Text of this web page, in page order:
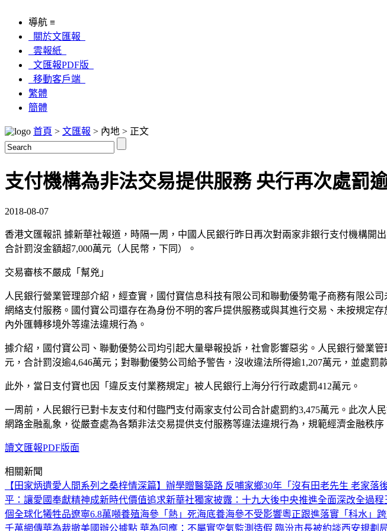
導航 ≡
關於文匯報
雲報紙
文匯報PDF版
移動客戶端
繁體
簡體
首頁 > 文匯報 > 內地 > 正文
支付機構為非法交易提供服務 央行再次處罰
2018-08-07
香港文匯報訊 據新華社報道，時隔一周，中國人民銀行昨日再次對兩家非銀行支付機構
合計罰沒金額超7,000萬元（人民幣，下同）。
交易審核不嚴成「幫兇」
人民銀行營業管理部介紹，經查實，國付寶信息科技有限公司和聯動優勢電子商務有限公
網絡支付服務。國付寶公司還存在為身份不明的客戶提供服務或與其進行交易、未按規定
內外匯轉移境外等違法違規行為。
據介紹，國付寶公司、聯動優勢公司均引起大量舉報投訴，社會影響惡劣。人民銀行營業
元，合計罰沒逾4,646萬元；對聯動優勢公司給予警告，沒收違法所得逾1,207萬元，並處罰
此外，當日支付寶也因「違反支付業務規定」被人民銀行上海分行行政處罰412萬元。
一周前，人民銀行已對卡友支付和付臨門支付兩家支付公司合計處罰約3,475萬元。此次
網路金融亂象，從嚴查處為各類非法交易提供支付服務等違法違規行為，規範經濟金融秩序
讀文匯報PDF版面
相關新聞
【田家炳遺愛人間系列之桑梓情深篇】辦學贈醫築路 反哺家鄉30年 「沒有田老先生 老家落
平：讓愛國奉獻精神成新時代價值追求新華社獨家披露：十九大後中央推進全面深改全過程
個全球化犧牲品遼寧6.8萬噸養殖海參「熱」死海底養海參不受影響粵正跟進落實「科水」
千萬網傳華為裁撤美國辦公據點 華為回應：不屬實空氣監測造假 臨汾市長被約談西安規劃